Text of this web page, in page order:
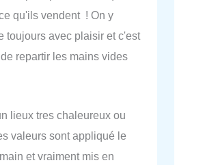
qu'ils vendent ! On y
toujours avec plaisir et c'est
repartir les mains vides
lieux tres chaleureux ou
valeurs sont appliqué le
et vraiment mis en